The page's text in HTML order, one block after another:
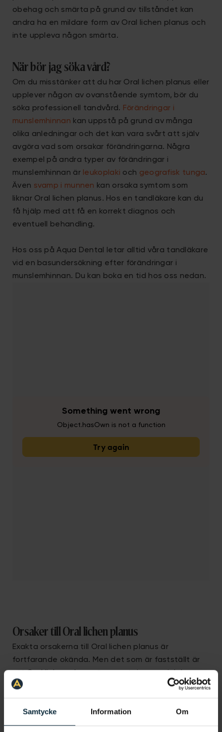
Samtycke Information Om
obehag och smärta på grund av tillståndet kan
andra ha en mildare form av Oral lichen planus och
inte uppleva någon smärta.
När bör jag söka vård?
Om du misstänker att du har Oral lichen planus eller
upplever någon av ovanstående symtom, bör du
söka professionell tandvård. Förändringar i
munslemhinnan kan uppstå på grund av många
olika anledningar och det kan vara svårt att själv
avgöra vad som orsakar förändringarna. Några
exempel på andra typer av förändringar i
munslemhinnan är leukoplaki och geografisk tunga.
Även svamp i munnen kan orsaka symtom som
liknar Oral lichen planus. Hos en tandläkare kan du
få hjälp med att få en korrekt diagnos och
eventuell behandling.
Hos oss på Aqua Dental letar alltid våra tandläkare
vid en basundersökning efter förändringar i
munslemhinnan. Du kan boka en tid hos oss nedan.
Orsaker till Oral lichen planus
Exakta orsakerna till Oral lichen planus är
fortfarande okända. Men det som är fastställt är
att Oral lichen planus är en autoimmun sjukdom,
vilket innebär att immunsystemet felaktigt
attackerar kroppens egna celler. Faktorer som tros
orsaka Oral lichen planus är ärftlighet, stress, och
vissa läkemedel.